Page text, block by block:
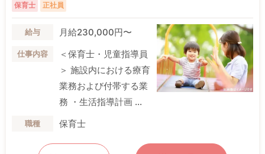
保育士 正社員
給与 月給230,000円〜
仕事内容
＜保育士・児童指導員
＞ 施設内における療育
業務および付帯する業
務 ・生活指導計画 ...
職種 保育士